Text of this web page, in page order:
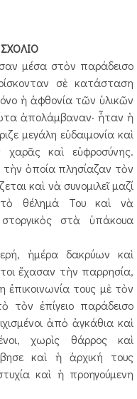
ΣΧΟΛΙΟ
μέσα στὸν παράδεισο
σὲ κατάσταση
ἡ ἀφθονία τῶν ὑλικῶν
ἀπολάμβαναν· ἦταν ἡ
μεγάλη εὐδαιμονία καὶ
χαρᾶς καὶ εὐφροσύνης.
ὁποία πλησίαζαν τὸν
καὶ νὰ συνομιλεῖ μαζί
θέλημά Του καὶ νὰ
στὰ ὑπάκουα
ἡμέρα δακρύων καὶ
ἔχασαν τὴν παρρησία,
τους μὲ τὸν
τὸν ἐπίγειο παράδεισο
ἀπὸ ἀγκάθια καὶ
χωρὶς θάρρος καὶ
καὶ ἡ ἀρχική τους
καὶ ἡ προηγούμενη